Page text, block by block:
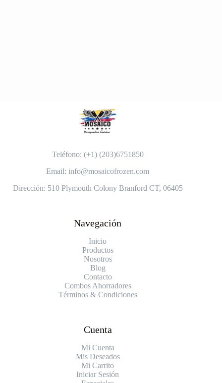
Teléfono: (+1) (203)6751850
Email: info@mosaicofrozen.com
Dirección: 510 Plymouth Colony Branford CT, 06405
Navegación
Inicio
Productos
Nosotros
Blog
Contacto
Combos Ahorradores
Términos & Condiciones
Cuenta
Mi Cuenta
Mis Deseados
Mi Carrito
Iniciar Sesión